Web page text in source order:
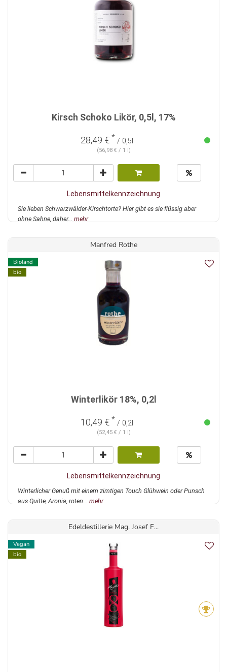
Kirsch Schoko Likör, 0,5l, 17%
28,49 € * / 0,5l
(56,98 € / 1 l)
Lebensmittelkennzeichnung
Sie lieben Schwarzwälder-Kirschtorte? Hier gibt es sie flüssig aber
ohne Sahne, daher... mehr
Manfred Rothe
Bioland
bio
Winterlikör 18%, 0,2l
10,49 € * / 0,2l
(52,45 € / 1 l)
Lebensmittelkennzeichnung
Winterlicher Genuß mit einem zimtigen Touch Glühwein oder Punsch
aus Quitte, Aronia, roten... mehr
Edeldestillerie Mag. Josef F...
Vegan
bio